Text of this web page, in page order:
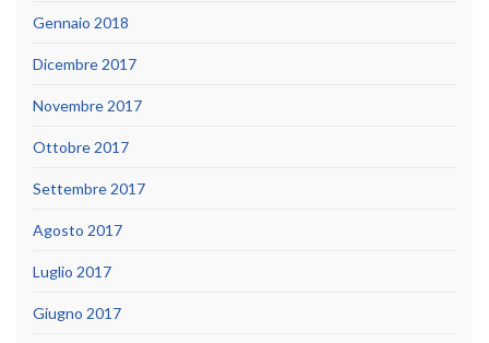
Gennaio 2018
Dicembre 2017
Novembre 2017
Ottobre 2017
Settembre 2017
Agosto 2017
Luglio 2017
Giugno 2017